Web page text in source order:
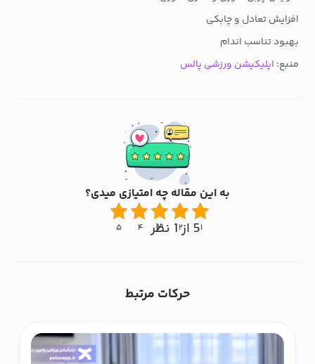
افزایش تعادل و چابکی
بهبود تناسب اندام
منبع: اپلیکیشن ورزشی پالس
به این مقاله چه امتیازی میدی؟
5 از 1 نظر۱ ۲ ۳ ۴ ۵
حرکات مرتبط